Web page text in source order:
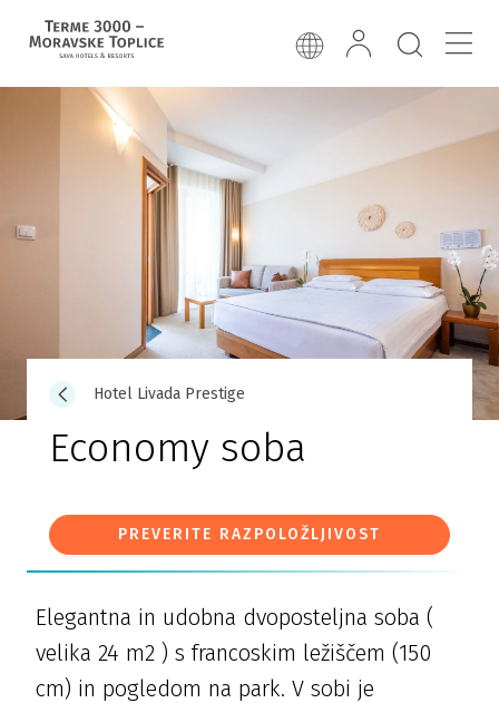
Hotel Livada Prestige
Economy soba
PREVERITE RAZPOLOŽLJIVOST
Elegantna in udobna dvoposteljna soba (
velika 24 m2 ) s francoskim ležiščem (150
cm) in pogledom na park. V sobi je